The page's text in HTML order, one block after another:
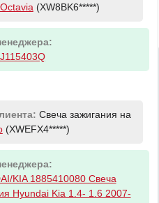
(XW8BK6*****)
Свеча зажигания на
(XWEFX4*****)
KIA 1885410080 Свеча
Hyundai Kia 1.4- 1.6 2007-